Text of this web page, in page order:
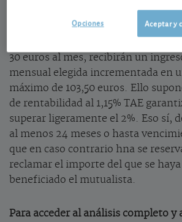
• Quienes contraten su Ahorraplan
30 euros al mes, recibirán un
mensual elegida incrementada en
máximo de 103,50 euros. Ello
de rentabilidad al 1,15% TAE
superar ligeramente el 2%. Eso sí,
al menos 24 meses o hasta
que en caso contrario hna se
reclamar el importe del que se
beneficiado el mutualista.
Para acceder al análisis completo y
Aceptar y
Opciones